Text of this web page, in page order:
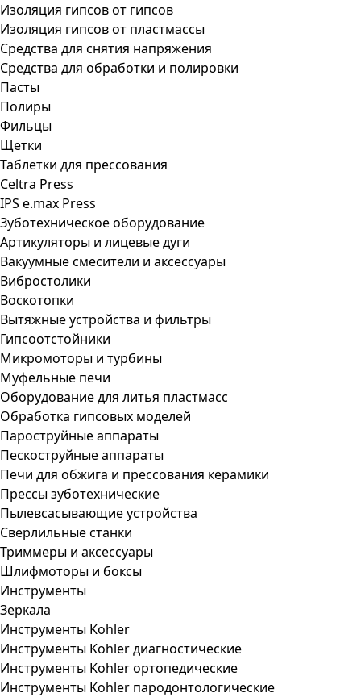
Изоляция гипсов от гипсов
Изоляция гипсов от пластмассы
Средства для снятия напряжения
Средства для обработки и полировки
Пасты
Полиры
Фильцы
Щетки
Таблетки для прессования
Celtra Press
IPS e.max Press
Зуботехническое оборудование
Артикуляторы и лицевые дуги
Вакуумные смесители и аксессуары
Вибростолики
Воскотопки
Вытяжные устройства и фильтры
Гипсоотстойники
Микромоторы и турбины
Муфельные печи
Оборудование для литья пластмасс
Обработка гипсовых моделей
Пароструйные аппараты
Пескоструйные аппараты
Печи для обжига и прессования керамики
Прессы зуботехнические
Пылевсасывающие устройства
Сверлильные станки
Триммеры и аксессуары
Шлифмоторы и боксы
Инструменты
Зеркала
Инструменты Kohler
Инструменты Kohler диагностические
Инструменты Kohler ортопедические
Инструменты Kohler пародонтологические